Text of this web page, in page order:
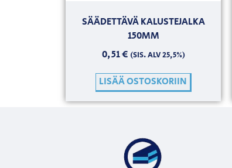
SÄÄDETTÄVÄ KALUSTEJALKA
150MM
0,51€ (SIS. ALV 25,5%)
LISÄÄ OSTOSKORIIN